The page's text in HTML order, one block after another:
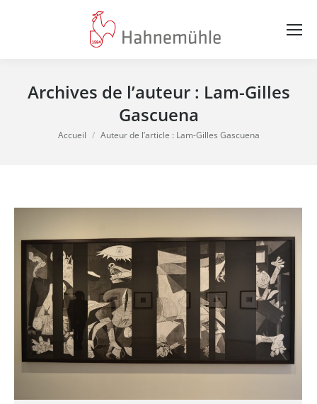
Archives de l’auteur : Lam-Gilles
Gascuena
Vous êtes ici :
Accueil Auteur de l’article : Lam-Gilles Gascuena